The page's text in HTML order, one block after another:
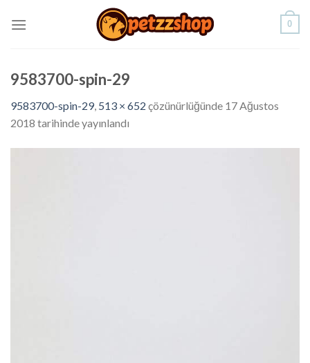
0
9583700-spin-29
9583700-spin-29, 513 × 652 çözünürlüğünde 17 Ağustos
2018 tarihinde yayınlandı